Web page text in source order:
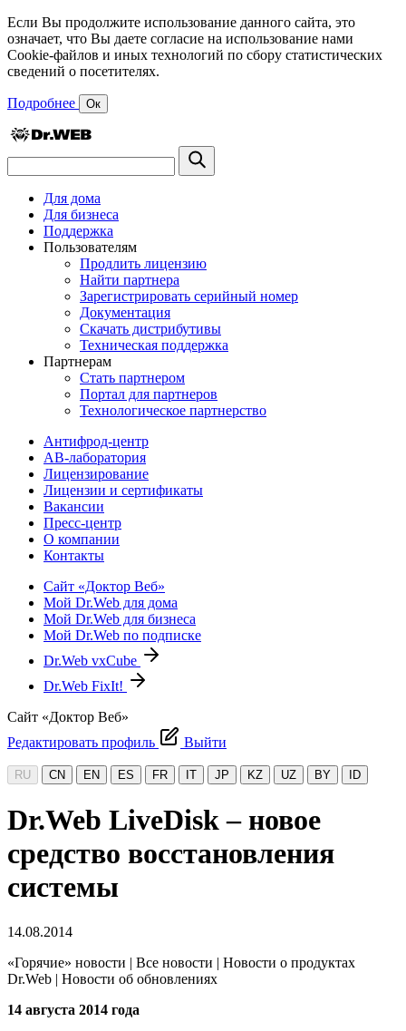
Если Вы продолжите использование данного сайта, это
означает, что Вы даете согласие на использование нами
Cookie-файлов и иных технологий по сбору статистических
сведений о посетителях.
Подробнее Ок
Для дома
Для бизнеса
Поддержка
Пользователям
Продлить лицензию
Найти партнера
Зарегистрировать серийный номер
Документация
Скачать дистрибутивы
Техническая поддержка
Партнерам
Стать партнером
Портал для партнеров
Технологическое партнерство
Антифрод-центр
АВ-лаборатория
Лицензирование
Лицензии и сертификаты
Вакансии
Пресс-центр
О компании
Контакты
Сайт «Доктор Веб»
Мой Dr.Web для дома
Мой Dr.Web для бизнеса
Мой Dr.Web по подписке
Dr.Web vxCube
Dr.Web FixIt!
Сайт «Доктор Веб»
Редактировать профиль
Выйти
RU CN EN ES FR IT JP KZ UZ BY ID
Dr.Web LiveDisk – новое
средство восстановления
системы
14.08.2014
«Горячие» новости | Все новости | Новости о продуктах
Dr.Web | Новости об обновлениях
14 августа 2014 года